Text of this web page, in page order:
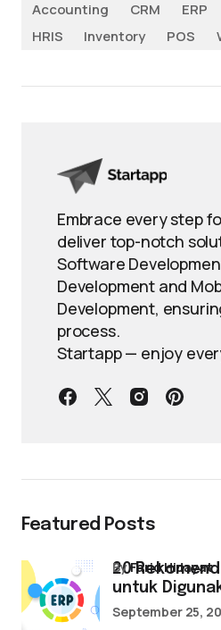
Accounting CRM ERP
HRIS
Inventory POS
Embrace every step
deliver top-notch
Software
Development and
Development,
process.
Startapp — enjoy
Featured Posts
20
untuk
byFarid Hidayat
September 25,